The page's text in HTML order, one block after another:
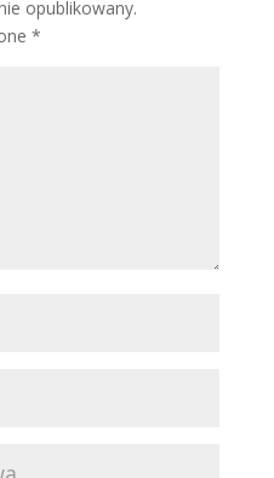
opublikowany.
*